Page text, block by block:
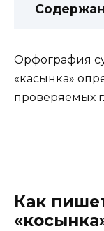
Орфография
«касынка»
проверяемых
Как